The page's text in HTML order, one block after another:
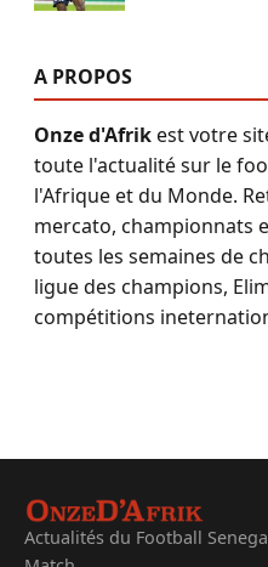
A PROPOS
Onze d'Afrikest votre
toute l'actualité sur le
l'Afrique et du Monde.
mercato, championnats
toutes les semaines de
ligue des champions,
compétitions
Actualités du Football